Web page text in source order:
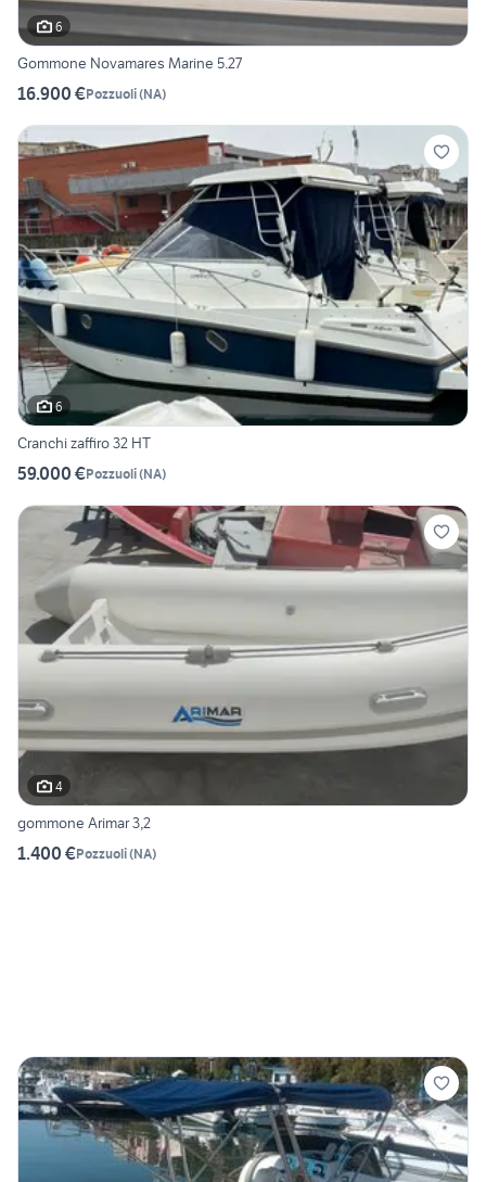
6
Gommone Novamares Marine 5.27
16.900 €Pozzuoli(NA)
6
Cranchi zaffiro 32 HT
59.000 €Pozzuoli(NA)
4
gommone Arimar 3,2
1.400 €Pozzuoli(NA)